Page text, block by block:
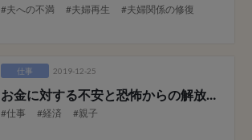
#夫への不満 #夫婦再生 #夫婦関係の修復
仕事 2019-12-25
お金に対する不安と恐怖からの解放
～
#仕事 #経済 #親子